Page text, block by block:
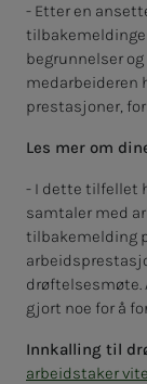
- Etter en
begrunnelser
medarbeideren
prestasjoner,
Les mer om
- I dette tilfellet
samtaler med
tilbakemelding
drøftelsesmøte.
gjort noe for å
Innkalling til
arbeidstaker vite